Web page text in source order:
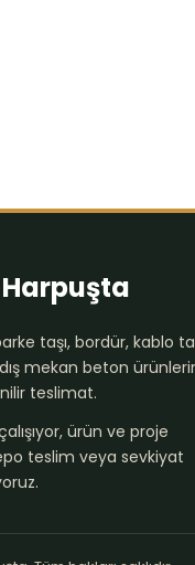
taşı, bordür, kablo
mekan beton
teslimat.
ürün ve proje
teslim veya sevkiyat